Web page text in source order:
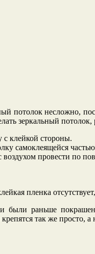
потолок несложно,
зеркальный потолок,
клейкой стороны.
самоклеящейся
воздухом провести по
пленка
были раньше
так же просто,